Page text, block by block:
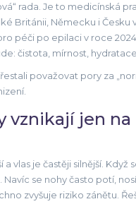
rada. Je to medicínská
Británii, Německu i Česku
péči po epilaci v roce
čistota, mírnost,
považovat pory za
vznikají jen na
a vlas je častěji silnější. Když
Navíc se nohy často potí,
zvyšuje riziko zánětu.